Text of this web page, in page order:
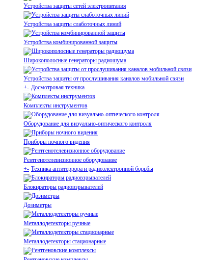
Устройства защиты сетей электропитания
Устройства защиты слаботочных линий
Устройства комбинированной защиты
Широкополосные генераторы радиошума
Устройства защиты от прослушивания каналов мобильной связи
+- Досмотровая техника
Комплекты инструментов
Оборудование для визуально-оптического контроля
Приборы ночного видения
Рентгенотелевизионное оборудование
+- Техника антитеррора и радиоэлектронной борьбы
Блокираторы радиовзрывателей
Дозиметры
Металлодетекторы ручные
Металлодетекторы стационарные